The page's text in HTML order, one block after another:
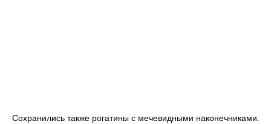
Сохранились также рогатины с мечевидными наконечниками.